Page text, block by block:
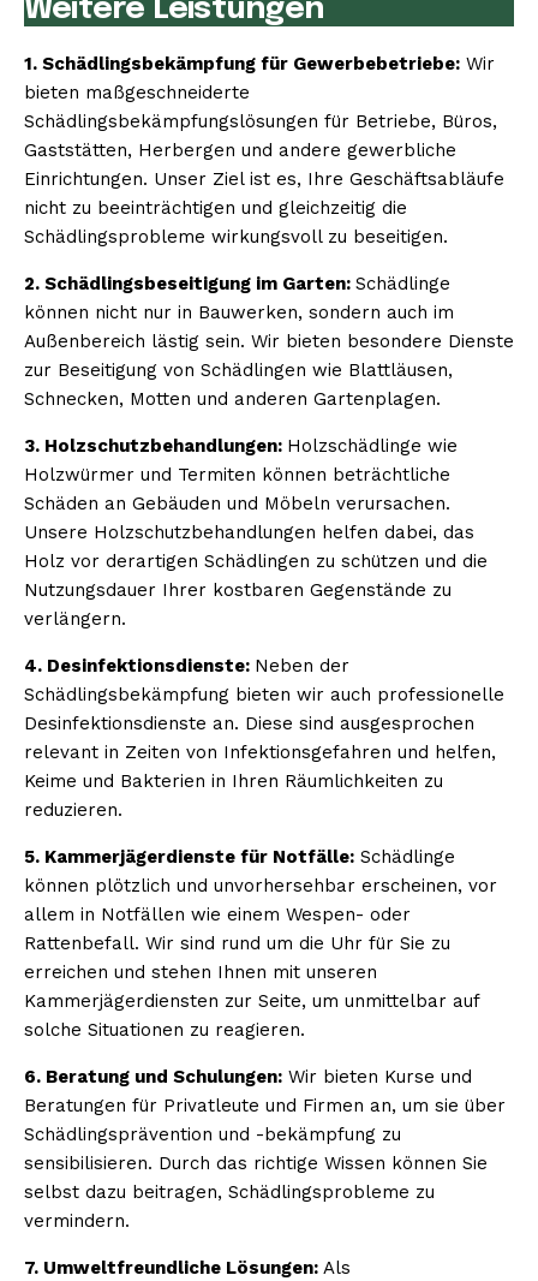
Weitere Leistungen
1. Schädlingsbekämpfung für Gewerbebetriebe: Wir
bieten maßgeschneiderte
Schädlingsbekämpfungslösungen für Betriebe, Büros,
Gaststätten, Herbergen und andere gewerbliche
Einrichtungen. Unser Ziel ist es, Ihre Geschäftsabläufe
nicht zu beeinträchtigen und gleichzeitig die
Schädlingsprobleme wirkungsvoll zu beseitigen.
2. Schädlingsbeseitigung im Garten: Schädlinge
können nicht nur in Bauwerken, sondern auch im
Außenbereich lästig sein. Wir bieten besondere Dienste
zur Beseitigung von Schädlingen wie Blattläusen,
Schnecken, Motten und anderen Gartenplagen.
3. Holzschutzbehandlungen: Holzschädlinge wie
Holzwürmer und Termiten können beträchtliche
Schäden an Gebäuden und Möbeln verursachen.
Unsere Holzschutzbehandlungen helfen dabei, das
Holz vor derartigen Schädlingen zu schützen und die
Nutzungsdauer Ihrer kostbaren Gegenstände zu
verlängern.
4. Desinfektionsdienste: Neben der
Schädlingsbekämpfung bieten wir auch professionelle
Desinfektionsdienste an. Diese sind ausgesprochen
relevant in Zeiten von Infektionsgefahren und helfen,
Keime und Bakterien in Ihren Räumlichkeiten zu
reduzieren.
5. Kammerjägerdienste für Notfälle: Schädlinge
können plötzlich und unvorhersehbar erscheinen, vor
allem in Notfällen wie einem Wespen- oder
Rattenbefall. Wir sind rund um die Uhr für Sie zu
erreichen und stehen Ihnen mit unseren
Kammerjägerdiensten zur Seite, um unmittelbar auf
solche Situationen zu reagieren.
6. Beratung und Schulungen: Wir bieten Kurse und
Beratungen für Privatleute und Firmen an, um sie über
Schädlingsprävention und -bekämpfung zu
sensibilisieren. Durch das richtige Wissen können Sie
selbst dazu beitragen, Schädlingsprobleme zu
vermindern.
7. Umweltfreundliche Lösungen: Als